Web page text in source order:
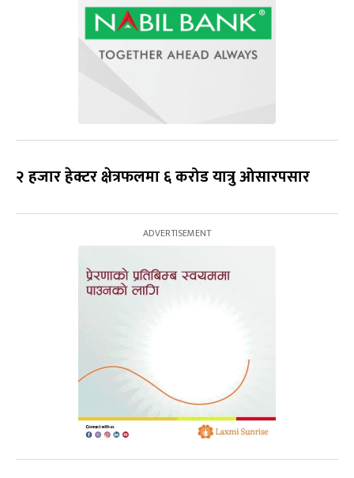
२ हजार हेक्टर क्षेत्रफलमा ६ करोड यात्रु ओसारपसार